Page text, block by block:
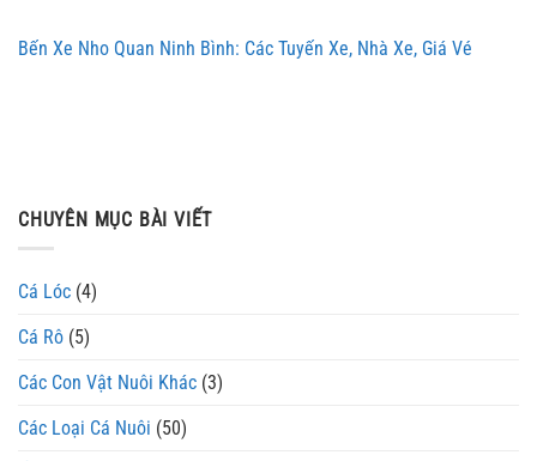
Bến Xe Nho Quan Ninh Bình: Các Tuyến Xe, Nhà Xe, Giá Vé
CHUYÊN MỤC BÀI VIẾT
Cá Lóc (4)
Cá Rô (5)
Các Con Vật Nuôi Khác (3)
Các Loại Cá Nuôi (50)